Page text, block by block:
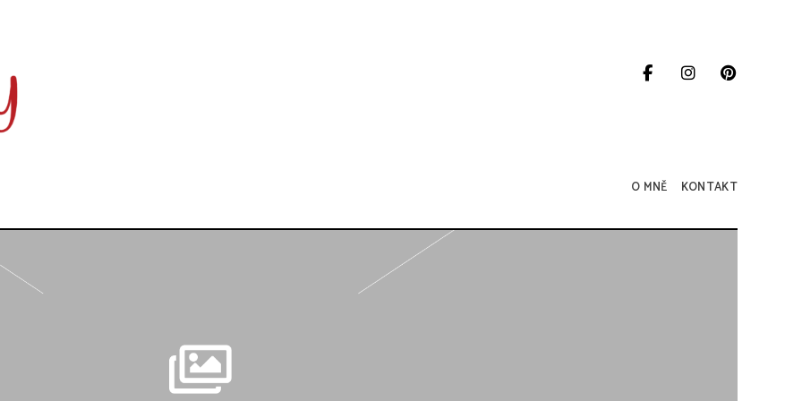
O MNĚ KONTAKT